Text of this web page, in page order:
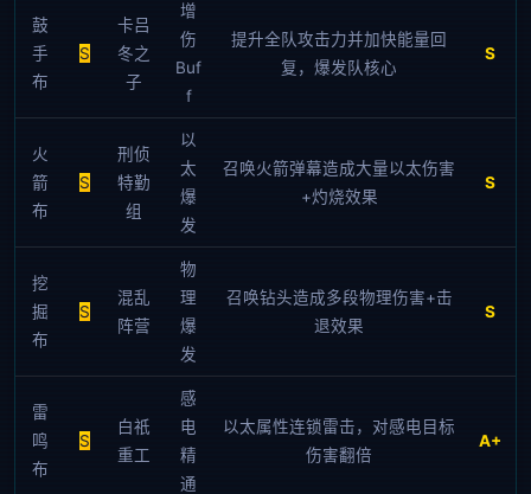
鼓
手
布
S
卡吕
冬之
子
增
伤
Buf
f
提升全队攻击力并加快能量回
复，爆发队核心
S
火
箭
布
S
刑侦
特勤
组
以
太
爆
发
召唤火箭弹幕造成大量以太伤害
+灼烧效果
S
挖
掘
布
S
混乱
阵营
物
理
爆
发
召唤钻头造成多段物理伤害+击
退效果
S
雷
鸣
布
S
白祇
重工
感
电
精
通
以太属性连锁雷击，对感电目标
伤害翻倍
A+